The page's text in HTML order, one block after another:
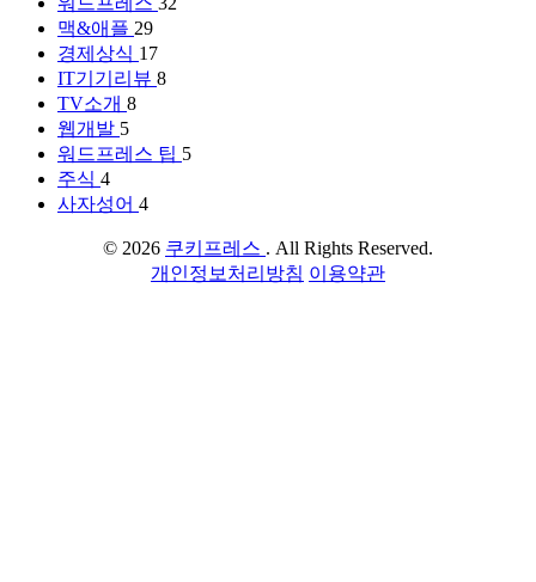
맥&애플 29
경제상식 17
IT기기리뷰 8
TV소개 8
웹개발 5
워드프레스 팁 5
주식 4
사자성어 4
© 2026 쿠키프레스 . All Rights Reserved.
개인정보처리방침 이용약관